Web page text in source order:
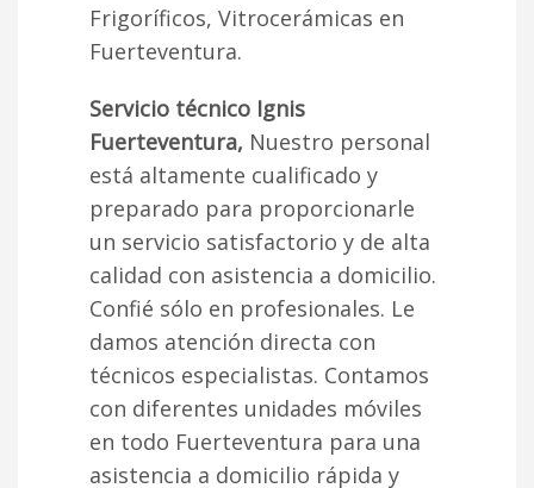
Frigoríficos, Vitrocerámicas en
Fuerteventura.
Servicio técnico Ignis
Fuerteventura, Nuestro personal
está altamente cualificado y
preparado para proporcionarle
un servicio satisfactorio y de alta
calidad con asistencia a domicilio.
Confié sólo en profesionales. Le
damos atención directa con
técnicos especialistas. Contamos
con diferentes unidades móviles
en todo Fuerteventura para una
asistencia a domicilio rápida y